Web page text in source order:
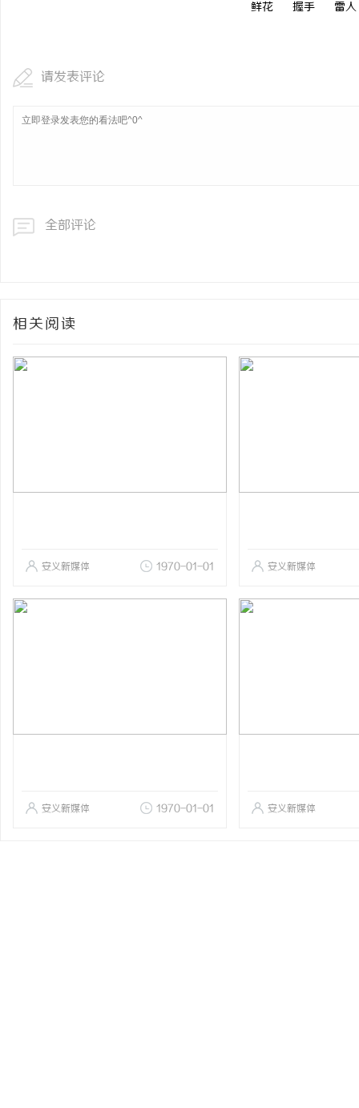
鲜花 握手 雷人
请发表评论
全部评论
相关阅读
安义新媒体 1970-01-01 安义新媒体
安义新媒体 1970-01-01 安义新媒体